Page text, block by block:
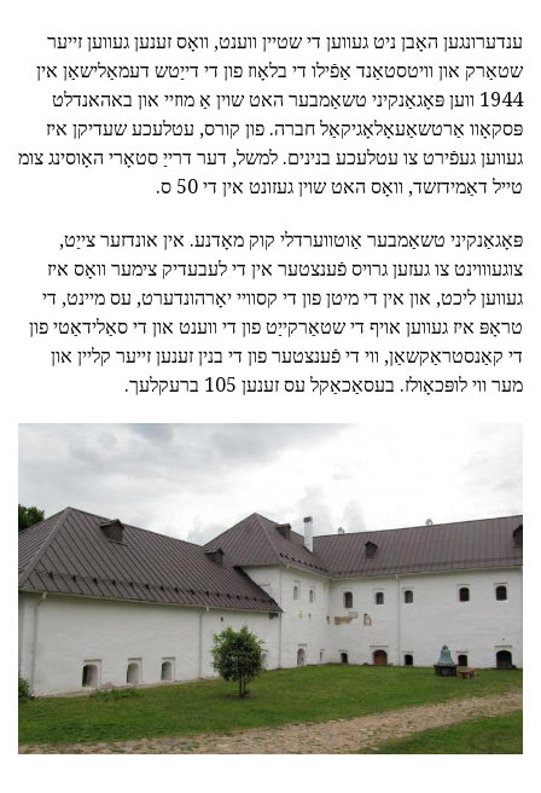
ענדערונגען האָבן ניט געווען די שטיין ווענט, וואָס זענען געווען זייער
שטאַרק און וויטסטאַנד אַפֿילו די בלאָוז פון די דייַטש דעמאַלישאַן אין
1944 ווען פּאָגאַנקיני טשאַמבער האט שוין אַ מוזיי און באהאנדלט
פּסקאָוו אַרטשאַעאָלאָגיקאַל חברה. פון קורס, עטלעכע שעדיקן איז
געווען געפֿירט צו עטלעכע בנינים. למשל, דער דרייַ סטאָרי האָוסינג צומ
טייל דאַמידזשד, וואָס האט שוין געזונט אין די 50 ס.
פּאָגאַנקיני טשאַמבער אַוטווערדלי קוק מאָדנע. אין אונדזער צייַט,
צוגעוווינט צו געזען גרויס פֿענצטער אין די לעבעדיק צימער וואָס איז
געווען ליכט, און אין די מיטן פון די קסוויי יאָרהונדערט, עס מיינט, די
טראָפּ איז געווען אויף די שטאַרקייַט פון די ווענט און די סאַלידאַטי פון
די קאַנסטראַקשאַן, ווי די פֿענצטער פון די בנין זענען זייער קליין און
מער ווי לופּכאָולז. בעסאַכאַקל עס זענען 105 ברעקלעך.